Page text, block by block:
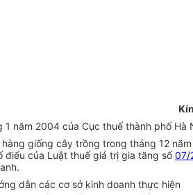
năm 2004 của Cục thuế thành phố
giống cây trồng trong tháng 12
điểu của Luật thuế giá trị gia tăng số07/
dẫn các cơ sở kinh doanh thực hiện